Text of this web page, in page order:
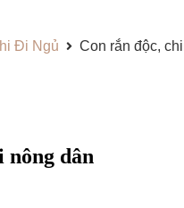
Đi Ngủ Con rắn độc,
nông dân